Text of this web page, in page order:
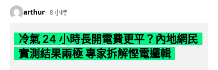
arthur 8 小時
冷氣 24 小時長開電費更平？內地網民
實測結果兩極 專家拆解慳電邏輯